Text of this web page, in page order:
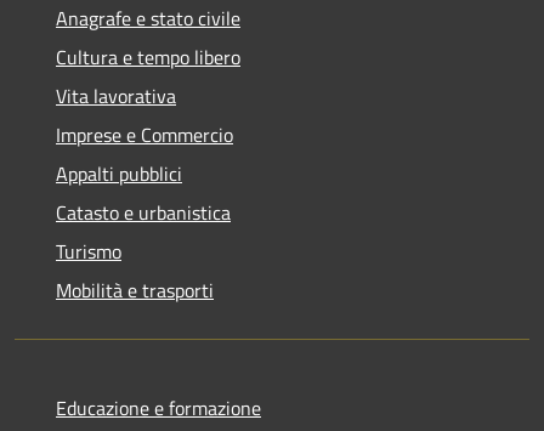
Anagrafe e stato civile
Cultura e tempo libero
Vita lavorativa
Imprese e Commercio
Appalti pubblici
Catasto e urbanistica
Turismo
Mobilità e trasporti
Educazione e formazione